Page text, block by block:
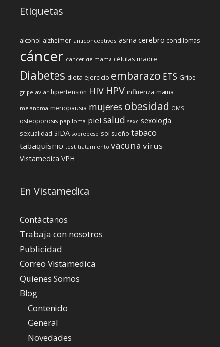
Etiquetas
alcohol alzheimer anticonceptivos asma cerebro condilomas
cáncer cáncer de mama células madre
Diabetes dieta ejercicio embarazo ETS Gripe
gripe aviar hipertensión HIV HPV influenza mama
melanoma menopausia mujeres obesidad OMS
osteoporosis papiloma piel salud sexo sexología
sexualidad SIDA sobrepeso sol sueño tabaco
tabaquismo test tratamiento vacuna virus
Vistamedica VPH
En Vistamedica
Contáctanos
Trabaja con nosotros
Publicidad
Correo Vistamedica
Quienes Somos
Blog
Contenido
General
Novedades